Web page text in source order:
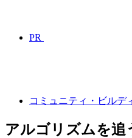
PR
コミュニティ・ビルデ
アルゴリズムを